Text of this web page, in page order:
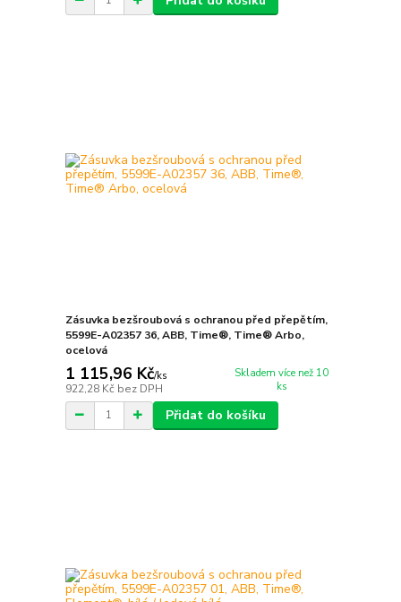
Zásuvka bezšroubová s ochranou před přepětím,
5599E-A02357 36, ABB, Time®, Time® Arbo,
ocelová
1 115,96 Kč/ks
922,28 Kč bez DPH
Skladem více než 10
ks
Přidat do košíku